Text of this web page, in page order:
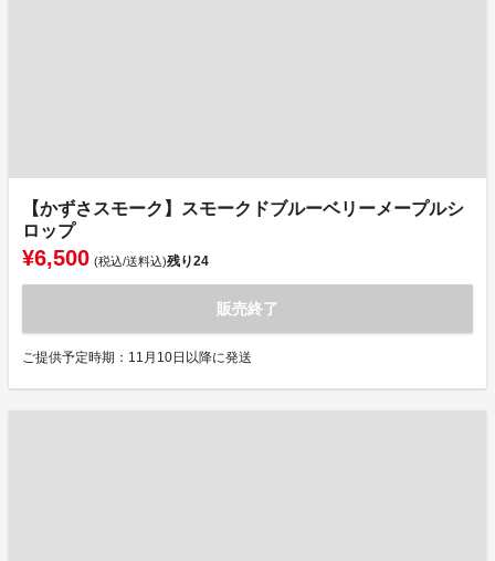
【かずさスモーク】スモークドブルーベリーメープルシ
ロップ
¥6,500 (税込/送料込)残り24
販売終了
ご提供予定時期：11月10日以降に発送